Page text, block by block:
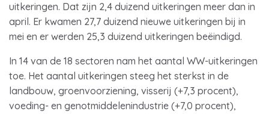
uitkeringen. Dat zijn 2,4 duizend uitkeringen meer dan in
april. Er kwamen 27,7 duizend nieuwe uitkeringen bij in
mei en er werden 25,3 duizend uitkeringen beëindigd.
In 14 van de 18 sectoren nam het aantal WW-uitkeringen
toe. Het aantal uitkeringen steeg het sterkst in de
landbouw, groenvoorziening, visserij (+7,3 procent),
voeding- en genotmiddelenindustrie (+7,0 procent),